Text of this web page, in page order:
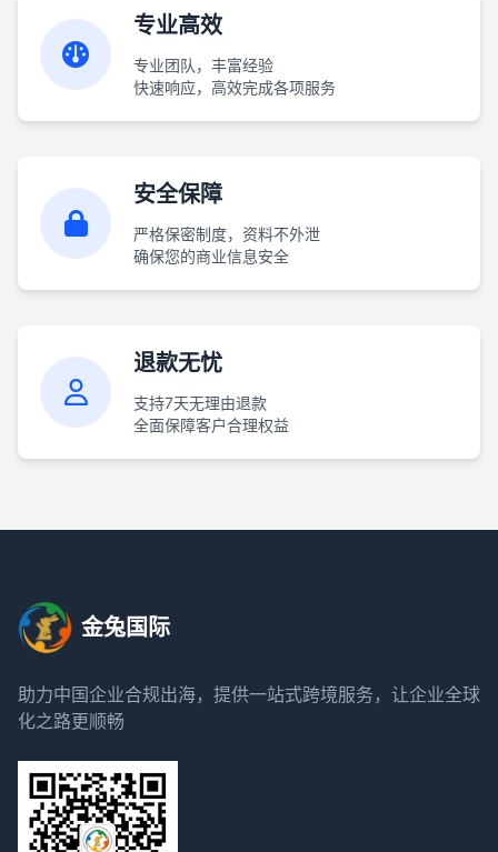
专业高效
专业团队，丰富经验
快速响应，高效完成各项服务
安全保障
严格保密制度，资料不外泄
确保您的商业信息安全
退款无忧
支持7天无理由退款
全面保障客户合理权益
金兔国际
助力中国企业合规出海，提供一站式跨境服务，让企业全球
化之路更顺畅